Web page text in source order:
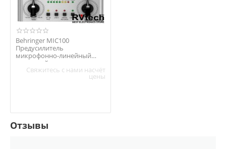
Behringer MIC100
Предусилитель
микрофонно-линейный
ламповый с лимитером
Свяжитесь с нами насчёт
цены
Отзывы